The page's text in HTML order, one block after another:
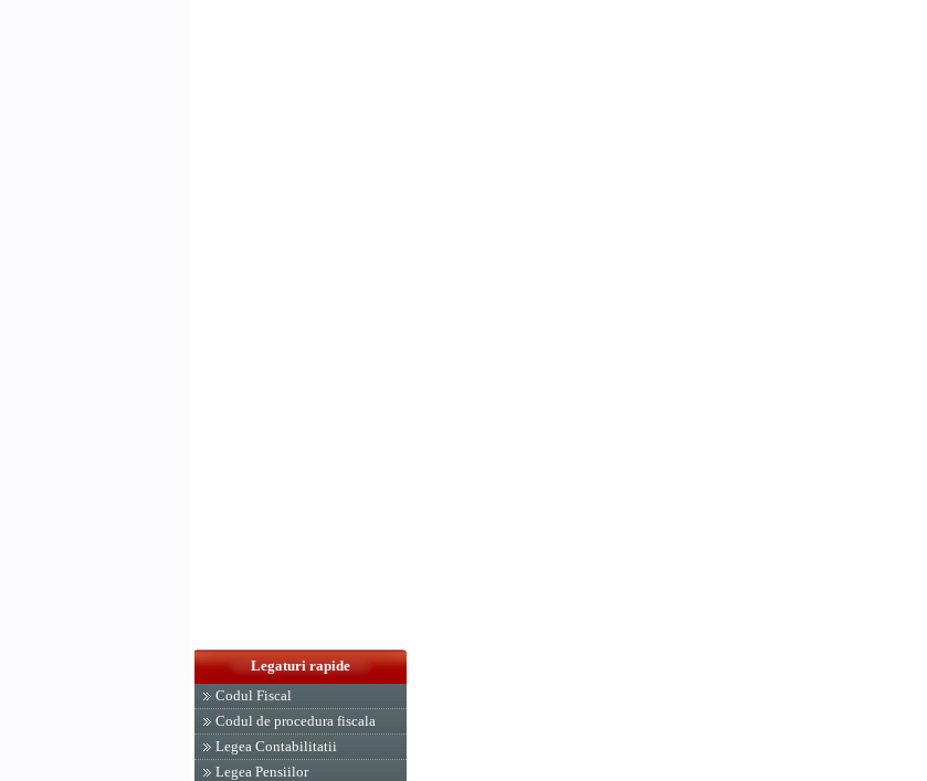
Legaturi rapide
Codul Fiscal
Codul de procedura fiscala
Legea Contabilitatii
Legea Pensiilor